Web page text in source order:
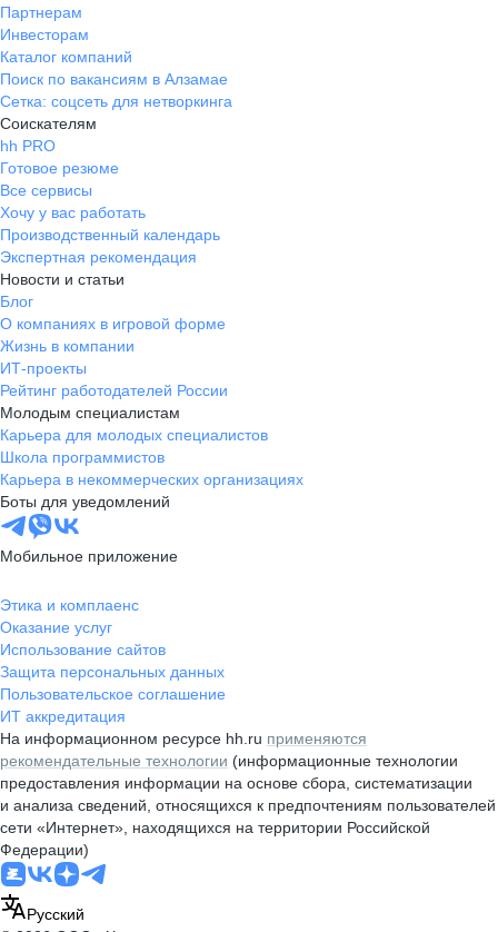
Партнерам
Инвесторам
Каталог компаний
Поиск по вакансиям в Алзамае
Сетка: соцсеть для нетворкинга
Соискателям
hh PRO
Готовое резюме
Все сервисы
Хочу у вас работать
Производственный календарь
Экспертная рекомендация
Новости и статьи
Блог
О компаниях в игровой форме
Жизнь в компании
ИТ-проекты
Рейтинг работодателей России
Молодым специалистам
Карьера для молодых специалистов
Школа программистов
Карьера в некоммерческих организациях
Боты для уведомлений
Мобильное приложение
Этика и комплаенс
Оказание услуг
Использование сайтов
Защита персональных данных
Пользовательское соглашение
ИТ аккредитация
На информационном ресурсе hh.ru применяются
рекомендательные технологии (информационные технологии
предоставления информации на основе сбора, систематизации
и анализа сведений, относящихся к предпочтениям пользователей
сети «Интернет», находящихся на территории Российской
Федерации)
Русский